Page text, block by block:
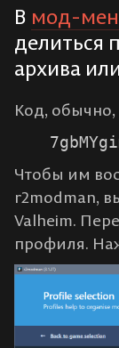
В мод-
делиться
архива
Код,
Чтобы им
r2modman,
Valheim.
профиля.